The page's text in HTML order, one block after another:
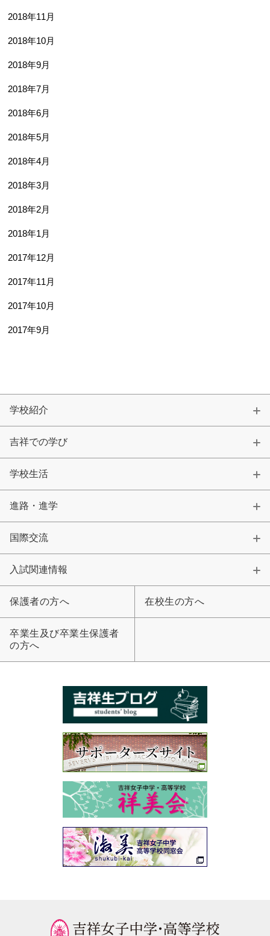
2018年11月
2018年10月
2018年9月
2018年7月
2018年6月
2018年5月
2018年4月
2018年3月
2018年2月
2018年1月
2017年12月
2017年11月
2017年10月
2017年9月
学校紹介
吉祥での学び
学校生活
進路・進学
国際交流
入試関連情報
保護者の方へ 在校生の方へ
卒業生及び卒業生保護者
の方へ